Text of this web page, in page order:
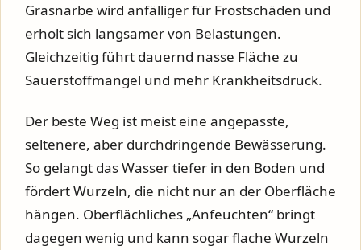
Grasnarbe wird anfälliger für Frostschäden und
erholt sich langsamer von Belastungen.
Gleichzeitig führt dauernd nasse Fläche zu
Sauerstoffmangel und mehr Krankheitsdruck.
Der beste Weg ist meist eine angepasste,
seltenere, aber durchdringende Bewässerung.
So gelangt das Wasser tiefer in den Boden und
fördert Wurzeln, die nicht nur an der Oberfläche
hängen. Oberflächliches „Anfeuchten“ bringt
dagegen wenig und kann sogar flache Wurzeln